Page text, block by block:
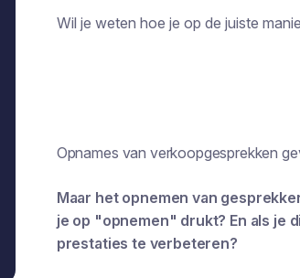
Wil je weten hoe je op de juiste
Opnames van verkoopgesprekken
Maar het opnemen van
je op "opnemen" drukt? En als je
prestaties te verbeteren?